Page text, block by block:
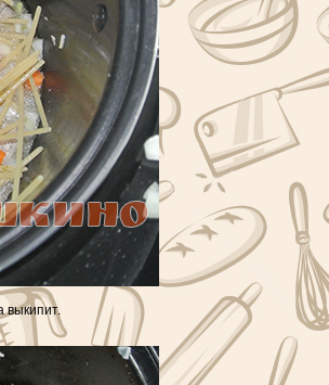
выкипит.